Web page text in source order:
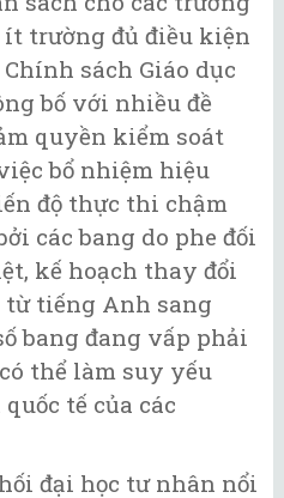
trường đủ điều kiện
sách Giáo dục
bố với nhiều đề
quyền kiểm soát
bổ nhiệm hiệu
độ thực thi chậm
các bang do phe đối
kế hoạch thay đổi
tiếng Anh sang
bang đang vấp phải
thể làm suy yếu
tế của các
đại học tư nhân nổi